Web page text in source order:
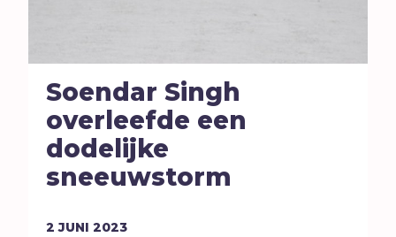
Soendar Singh
overleefde een
dodelijke
sneeuwstorm
2 JUNI 2023